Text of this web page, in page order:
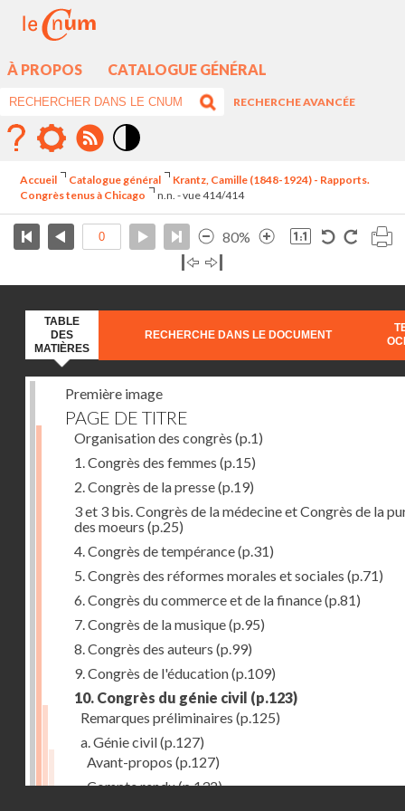
À PROPOS CATALOGUE GÉNÉRAL
RECHERCHE AVANCÉE
élévé
Accueil Catalogue général
Krantz, Camille (1848-1924) - Rapports.
Congrès tenus à Chicago
n.n. - vue 414/414
80%
TABLE
DES
MATIÈRES
RECHERCHE DANS LE DOCUMENT
Première image
PAGE DE TITRE
Organisation des congrès (p.1)
1. Congrès des femmes (p.15)
2. Congrès de la presse(p.19)
3 et 3 bis. Congrès de la médecine et Congrès de la
des moeurs (p.25)
4. Congrès de tempérance(p.31)
5. Congrès des réformes morales et sociales (p.71)
6. Congrès du commerce et de la finance(p.81)
7. Congrès de la musique(p.95)
8. Congrès des auteurs (p.99)
9. Congrès de l'éducation(p.109)
10. Congrès du génie civil (p.123)
Remarques préliminaires (p.125)
a. Génie civil(p.127)
Avant-propos (p.127)
Compte rendu(p.132)